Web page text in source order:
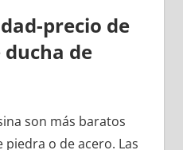
precio de
de
son más baratos
o de acero. Las